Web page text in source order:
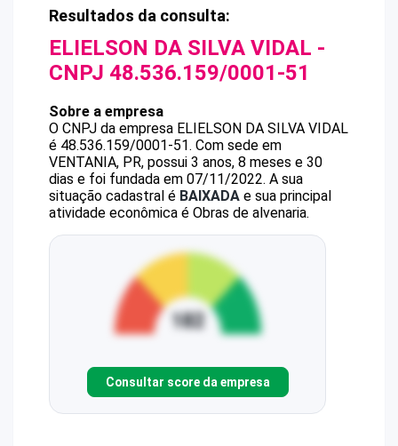
Resultados da consulta:
ELIELSON DA SILVA VIDAL -
CNPJ 48.536.159/0001-51
Sobre a empresa
O CNPJ da empresa ELIELSON DA SILVA VIDAL
é 48.536.159/0001-51. Com sede em
VENTANIA, PR, possui 3 anos, 8 meses e 30
dias e foi fundada em 07/11/2022. A sua
situação cadastral é BAIXADA e sua principal
atividade econômica é Obras de alvenaria.
Consultar score da empresa